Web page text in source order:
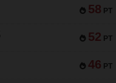
58 PT
52 PT
46 PT